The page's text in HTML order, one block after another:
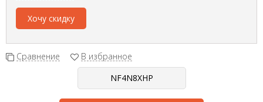
Хочу скидку
Сравнение В избранное